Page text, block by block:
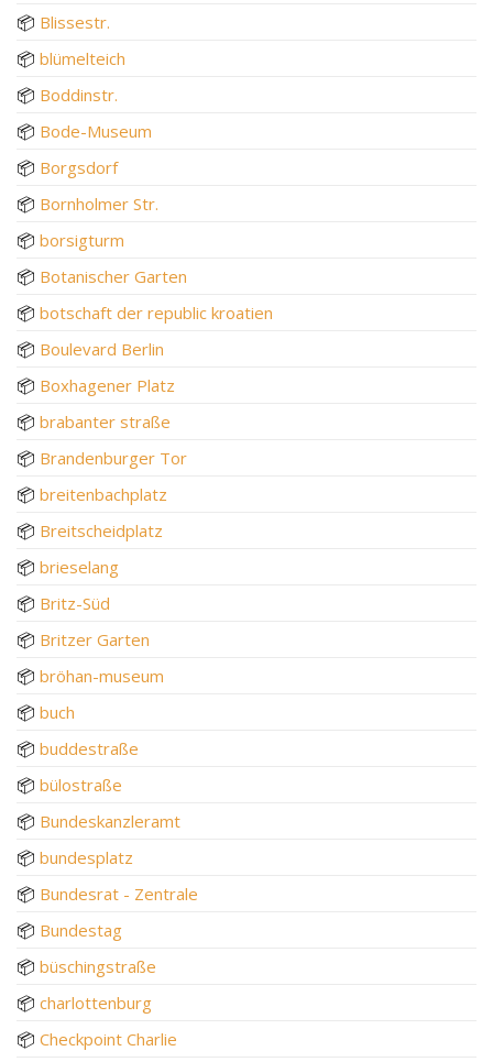
📦 Blissestr.
📦 blümelteich
📦 Boddinstr.
📦 Bode-Museum
📦 Borgsdorf
📦 Bornholmer Str.
📦 borsigturm
📦 Botanischer Garten
📦 botschaft der republic kroatien
📦 Boulevard Berlin
📦 Boxhagener Platz
📦 brabanter straße
📦 Brandenburger Tor
📦 breitenbachplatz
📦 Breitscheidplatz
📦 brieselang
📦 Britz-Süd
📦 Britzer Garten
📦 bröhan-museum
📦 buch
📦 buddestraße
📦 bülostraße
📦 Bundeskanzleramt
📦 bundesplatz
📦 Bundesrat - Zentrale
📦 Bundestag
📦 büschingstraße
📦 charlottenburg
📦 Checkpoint Charlie